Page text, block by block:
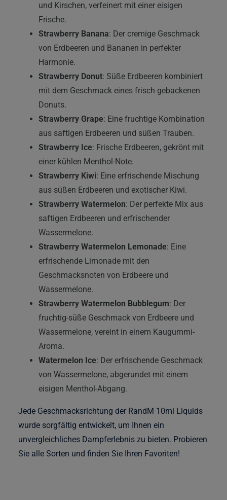
und Kirschen, verfeinert mit einer eisigen
Frische.
Strawberry Banana: Der cremige Geschmack
von Erdbeeren und Bananen in perfekter
Harmonie.
Strawberry Donut: Süße Erdbeeren kombiniert
mit dem Geschmack eines frisch gebackenen
Donuts.
Strawberry Grape: Eine fruchtige Kombination
aus saftigen Erdbeeren und süßen Trauben.
Strawberry Ice: Frische Erdbeeren, gekrönt mit
einer kühlen Menthol-Note.
Strawberry Kiwi: Eine erfrischende Mischung
aus süßen Erdbeeren und exotischer Kiwi.
Strawberry Watermelon: Der perfekte Mix aus
saftigen Erdbeeren und erfrischender
Wassermelone.
Strawberry Watermelon Lemonade: Eine
erfrischende Limonade mit den
Geschmacksnoten von Erdbeere und
Wassermelone.
Strawberry Watermelon Bubblegum: Der
fruchtig-süße Geschmack von Erdbeere und
Wassermelone, vereint in einem Kaugummi-
Aroma.
Watermelon Ice: Der erfrischende Geschmack
von Wassermelone, abgerundet mit einem
eisigen Menthol-Abgang.
Jede Geschmacksrichtung der RandM 10ml Liquids
wurde sorgfältig entwickelt, um Ihnen ein
unvergleichliches Dampferlebnis zu bieten. Probieren
Sie alle Sorten und finden Sie Ihren Favoriten!